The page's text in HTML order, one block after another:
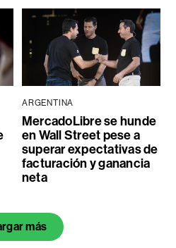
ARGENTINA
MercadoLibre se hunde
en Wall Street pese a
superar expectativas de
facturación y ganancia
neta
más